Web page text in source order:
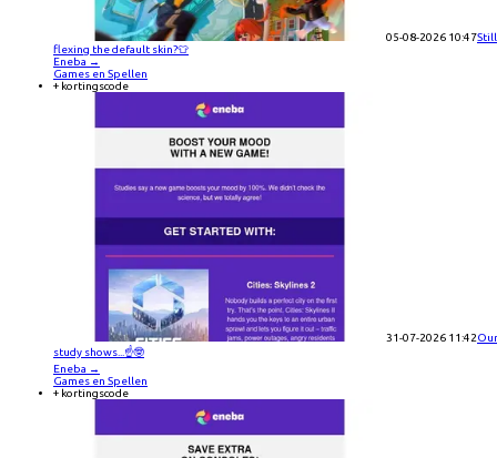
05-08-2026 10:47Still
flexing the default skin?👕
Eneba →
Games en Spellen
+ kortingscode
31-07-2026 11:42Our
study shows...☝️🤓
Eneba →
Games en Spellen
+ kortingscode